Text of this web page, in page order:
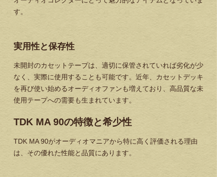
す。
実用性と保存性
未開封のカセットテープは、適切に保管されていれば劣化が少
なく、実際に使用することも可能です。近年、カセットデッキ
を再び使い始めるオーディオファンも増えており、高品質な未
使用テープへの需要も生まれています。
TDK MA 90の特徴と希少性
TDK MA 90がオーディオマニアから特に高く評価される理由
は、その優れた性能と品質にあります。